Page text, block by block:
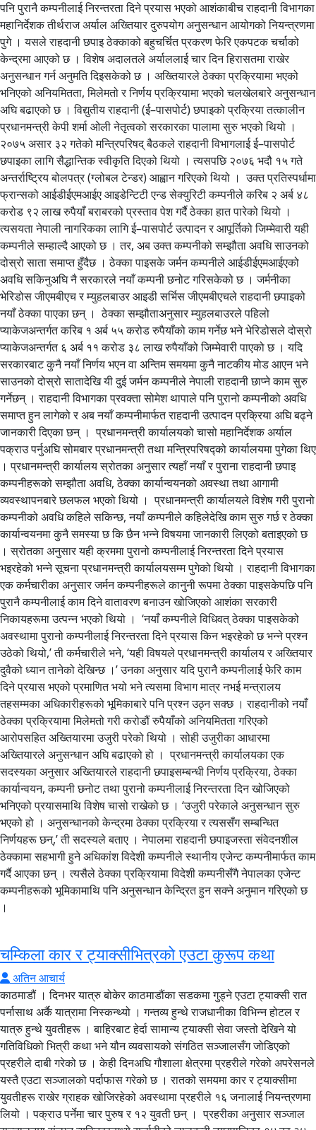
पनि पुरानै कम्पनीलाई निरन्तरता दिने प्रयास भएको आशंकाबीच राहदानी विभागका
महानिर्देशक तीर्थराज अर्याल अख्तियार दुरुपयोग अनुसन्धान आयोगको नियन्त्रणमा
पुगे । यसले राहदानी छपाइ ठेक्काको बहुचर्चित प्रकरण फेरि एकपटक चर्चाको
केन्द्रमा आएको छ । विशेष अदालतले अर्याललाई चार दिन हिरासतमा राखेर
अनुसन्धान गर्न अनुमति दिइसकेको छ । अख्तियारले ठेक्का प्रक्रियामा भएको
भनिएको अनियमितता, मिलेमतो र निर्णय प्रक्रियामा भएको चलखेलबारे अनुसन्धान
अघि बढाएको छ । विद्युतीय राहदानी (ई–पासपोर्ट) छपाइको प्रक्रिया तत्कालीन
प्रधानमन्त्री केपी शर्मा ओली नेतृत्वको सरकारका पालामा सुरु भएको थियो ।
२०७५ असार ३२ गतेको मन्त्रिपरिषद् बैठकले राहदानी विभागलाई ई–पासपोर्ट
छपाइका लागि सैद्धान्तिक स्वीकृति दिएको थियो । त्यसपछि २०७६ भदौ १५ गते
अन्तर्राष्ट्रिय बोलपत्र (ग्लोबल टेन्डर) आह्वान गरिएको थियो । उक्त प्रतिस्पर्धामा
फ्रान्सको आईडीईएमआईए आइडेन्टिटी एन्ड सेक्युरिटी कम्पनीले करिब २ अर्ब ४८
करोड ९२ लाख रुपैयाँ बराबरको प्रस्ताव पेश गर्दै ठेक्का हात पारेको थियो ।
त्यसयता नेपाली नागरिकका लागि ई–पासपोर्ट उत्पादन र आपूर्तिको जिम्मेवारी यही
कम्पनीले सम्हाल्दै आएको छ । तर, अब उक्त कम्पनीको सम्झौता अवधि साउनको
दोस्रो साता समाप्त हुँदैछ । ठेक्का पाइसके जर्मन कम्पनीले आईडीईएमआईएको
अवधि सकिनुअघि नै सरकारले नयाँ कम्पनी छनोट गरिसकेको छ । जर्मनीका
भेरिडोस जीएमबीएच र म्युहलबाउर आइडी सर्भिस जीएमबीएचले राहदानी छपाइको
नयाँ ठेक्का पाएका छन् । ठेक्का सम्झौताअनुसार म्युहलबाउरले पहिलो
प्याकेजअन्तर्गत करिब १ अर्ब ५५ करोड रुपैयाँको काम गर्नेछ भने भेरिडोसले दोस्रो
प्याकेजअन्तर्गत ६ अर्ब ११ करोड ३८ लाख रुपैयाँको जिम्मेवारी पाएको छ । यदि
सरकारबाट कुनै नयाँ निर्णय भएन वा अन्तिम समयमा कुनै नाटकीय मोड आएन भने
साउनको दोस्रो सातादेखि यी दुई जर्मन कम्पनीले नेपाली राहदानी छाप्ने काम सुरु
गर्नेछन् । राहदानी विभागका प्रवक्ता सोमेश थापाले पनि पुरानो कम्पनीको अवधि
समाप्त हुन लागेको र अब नयाँ कम्पनीमार्फत राहदानी उत्पादन प्रक्रिया अघि बढ्ने
जानकारी दिएका छन् । प्रधानमन्त्री कार्यालयको चासो महानिर्देशक अर्याल
पक्राउ पर्नुअघि सोमबार प्रधानमन्त्री तथा मन्त्रिपरिषद्को कार्यालयमा पुगेका थिए
। प्रधानमन्त्री कार्यालय स्रोतका अनुसार त्यहाँ नयाँ र पुराना राहदानी छपाइ
कम्पनीहरूको सम्झौता अवधि, ठेक्का कार्यान्वयनको अवस्था तथा आगामी
व्यवस्थापनबारे छलफल भएको थियो । प्रधानमन्त्री कार्यालयले विशेष गरी पुरानो
कम्पनीको अवधि कहिले सकिन्छ, नयाँ कम्पनीले कहिलेदेखि काम सुरु गर्छ र ठेक्का
कार्यान्वयनमा कुनै समस्या छ कि छैन भन्ने विषयमा जानकारी लिएको बताइएको छ
। स्रोतका अनुसार यही क्रममा पुरानो कम्पनीलाई निरन्तरता दिने प्रयास
भइरहेको भन्ने सूचना प्रधानमन्त्री कार्यालयसम्म पुगेको थियो । राहदानी विभागका
एक कर्मचारीका अनुसार जर्मन कम्पनीहरूले कानुनी रूपमा ठेक्का पाइसकेपछि पनि
पुरानै कम्पनीलाई काम दिने वातावरण बनाउन खोजिएको आशंका सरकारी
निकायहरूमा उत्पन्न भएको थियो । ‘नयाँ कम्पनीले विधिवत् ठेक्का पाइसकेको
अवस्थामा पुरानो कम्पनीलाई निरन्तरता दिने प्रयास किन भइरहेको छ भन्ने प्रश्न
उठेको थियो,’ ती कर्मचारीले भने, ‘यही विषयले प्रधानमन्त्री कार्यालय र अख्तियार
दुवैको ध्यान तानेको देखिन्छ ।’ उनका अनुसार यदि पुरानै कम्पनीलाई फेरि काम
दिने प्रयास भएको प्रमाणित भयो भने त्यसमा विभाग मात्र नभई मन्त्रालय
तहसम्मका अधिकारीहरूको भूमिकाबारे पनि प्रश्न उठ्न सक्छ । राहदानीको नयाँ
ठेक्का प्रक्रियामा मिलेमतो गरी करोडौं रुपैयाँको अनियमितता गरिएको
आरोपसहित अख्तियारमा उजुरी परेको थियो । सोही उजुरीका आधारमा
अख्तियारले अनुसन्धान अघि बढाएको हो । प्रधानमन्त्री कार्यालयका एक
सदस्यका अनुसार अख्तियारले राहदानी छपाइसम्बन्धी निर्णय प्रक्रिया, ठेक्का
कार्यान्वयन, कम्पनी छनोट तथा पुरानो कम्पनीलाई निरन्तरता दिन खोजिएको
भनिएको प्रयासमाथि विशेष चासो राखेको छ । ‘उजुरी परेकाले अनुसन्धान सुरु
भएको हो । अनुसन्धानको केन्द्रमा ठेक्का प्रक्रिया र त्यससँग सम्बन्धित
निर्णयहरू छन्,’ ती सदस्यले बताए । नेपालमा राहदानी छपाइजस्ता संवेदनशील
ठेक्कामा सहभागी हुने अधिकांश विदेशी कम्पनीले स्थानीय एजेन्ट कम्पनीमार्फत काम
गर्दै आएका छन् । त्यसैले ठेक्का प्रक्रियामा विदेशी कम्पनीसँगै नेपालका एजेन्ट
कम्पनीहरूको भूमिकामाथि पनि अनुसन्धान केन्द्रित हुन सक्ने अनुमान गरिएको छ
।
चम्किला कार र ट्याक्सीभित्रको एउटा कुरूप कथा
अतिन आचार्य
काठमाडौं । दिनभर यात्रु बोकेर काठमाडौंका सडकमा गुड्ने एउटा ट्याक्सी रात
पर्नासाथ अर्कै यात्रामा निस्कन्थ्यो । गन्तव्य हुन्थे राजधानीका विभिन्न होटल र
यात्रु हुन्थे युवतीहरू । बाहिरबाट हेर्दा सामान्य ट्याक्सी सेवा जस्तो देखिने यो
गतिविधिको भित्री कथा भने यौन व्यवसायको संगठित सञ्जालसँग जोडिएको
प्रहरीले दाबी गरेको छ । केही दिनअघि गौशाला क्षेत्रमा प्रहरीले गरेको अपरेसनले
यस्तै एउटा सञ्जालको पर्दाफास गरेको छ । रातको समयमा कार र ट्याक्सीमा
युवतीहरू राखेर ग्राहक खोजिरहेको अवस्थामा प्रहरीले १६ जनालाई नियन्त्रणमा
लियो । पक्राउ पर्नेमा चार पुरुष र १२ युवती छन् । प्रहरीका अनुसार सञ्जाल